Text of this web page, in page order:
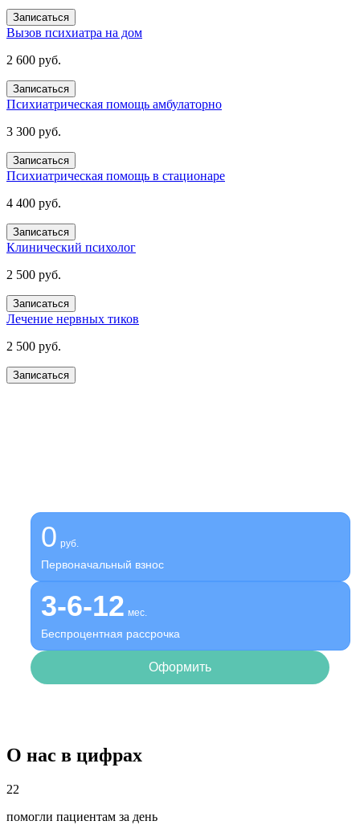
Записаться
Вызов психиатра на дом
2 600 руб.
Записаться
Психиатрическая помощь амбулаторно
3 300 руб.
Записаться
Психиатрическая помощь в стационаре
4 400 руб.
Записаться
Клинический психолог
2 500 руб.
Записаться
Лечение нервных тиков
2 500 руб.
Записаться
0 руб.
Первоначальный взнос
3-6-12 мес.
Беспроцентная рассрочка
Оформить
О нас в цифрах
22
помогли пациентам за день